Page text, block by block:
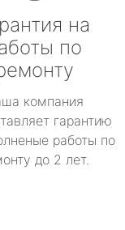
на
по
компания
гарантию
работы по
до 2 лет.